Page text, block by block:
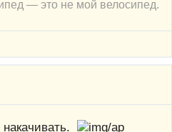
— это не мой велосипед.